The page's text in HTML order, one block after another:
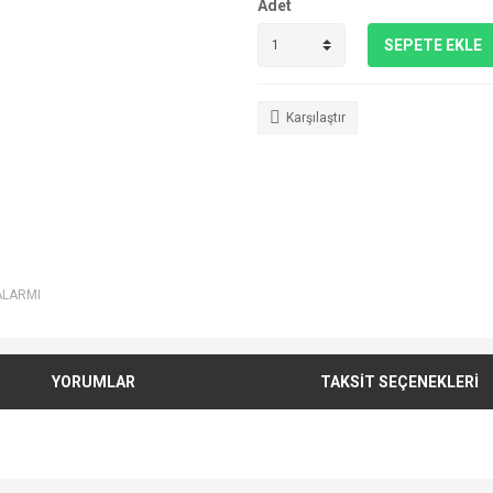
Adet
SEPETE EKLE
Karşılaştır
YORUMLAR TAKSİT SEÇENEKLERİ